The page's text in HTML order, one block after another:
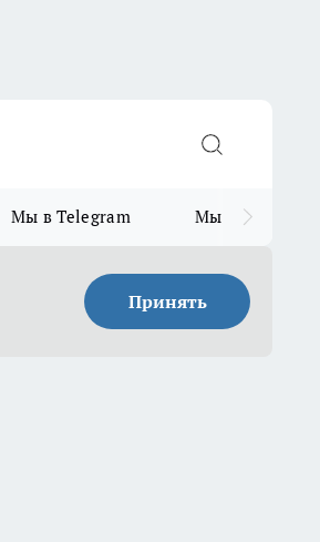
Мы в Telegram Мы в MAX
Принять